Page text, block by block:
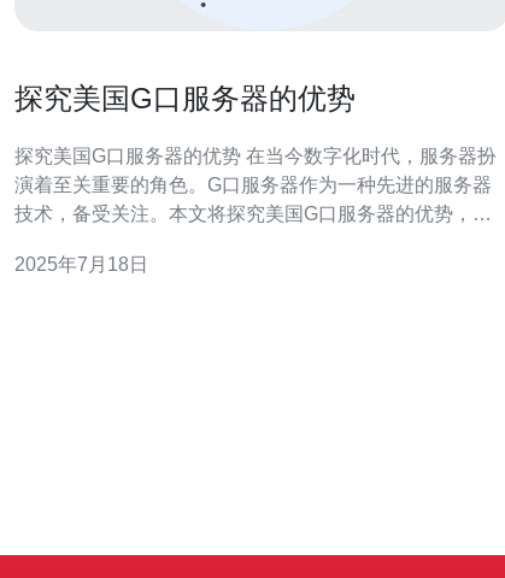
探究美国G口服务器的优势
探究美国G口服务器的优势 在当今数字化时代，服务器扮
演着至关重要的角色。G口服务器作为一种先进的服务器
技术，备受关注。本文将探究美国G口服务器的优势，帮
闻名。其处理器和内存配置均可提供出色的运行速度和稳
2025年7月18日